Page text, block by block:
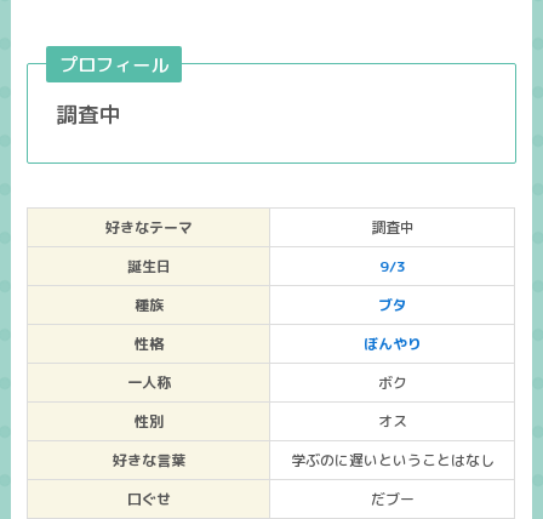
プロフィール
調査中
好きなテーマ
調査中
誕生日
9/3
種族
ブタ
性格
ぼんやり
一人称
ボク
性別
オス
好きな言葉
学ぶのに遅いということはなし
口ぐせ
だブー